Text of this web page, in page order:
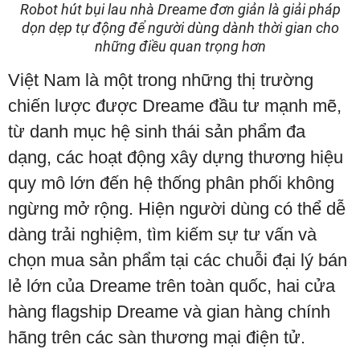
Robot hút bụi lau nhà Dreame đơn giản là giải pháp
dọn dẹp tự động để người dùng dành thời gian cho
những điều quan trọng hơn
Việt Nam là một trong những thị trường
chiến lược được Dreame đầu tư mạnh mẽ,
từ danh mục hệ sinh thái sản phẩm đa
dạng, các hoạt động xây dựng thương hiệu
quy mô lớn đến hệ thống phân phối không
ngừng mở rộng. Hiện người dùng có thể dễ
dàng trải nghiệm, tìm kiếm sự tư vấn và
chọn mua sản phẩm tại các chuỗi đại lý bán
lẻ lớn của Dreame trên toàn quốc, hai cửa
hàng flagship Dreame và gian hàng chính
hãng trên các sàn thương mại điện tử.